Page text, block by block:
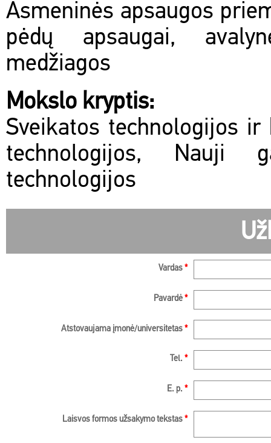
Asmeninės apsaugos
pėdų apsaugai,
medžiagos
Mokslo kryptis:
Sveikatos technologijos
technologijos, Nauji
technologijos
Vardas *
Pavardė *
Atstovaujama įmonė/universitetas *
Tel. *
E. p. *
Laisvos formos užsakymo tekstas *